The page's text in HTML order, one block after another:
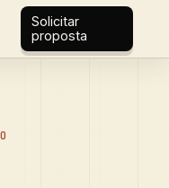
Solicitar
proposta